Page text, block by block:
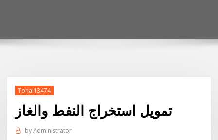
Tonai13474
تمويل استخراج النفط والغاز
byAdministrator